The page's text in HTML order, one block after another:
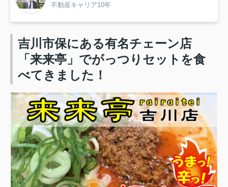
不動産キャリア10年
吉川市保にある有名チェーン店
「来来亭」でがっつりセットを食
べてきました！